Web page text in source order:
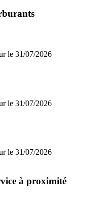
le 31/07/2026
le 31/07/2026
le 31/07/2026
à proximité